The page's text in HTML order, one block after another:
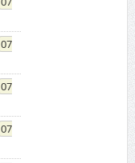
07
07
07